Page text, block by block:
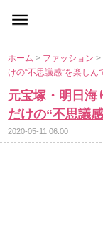
ホーム> ファッション>
けの“不思議感”を楽し
元宝塚・明日海
だけの“不思議
2020-05-11 06:00